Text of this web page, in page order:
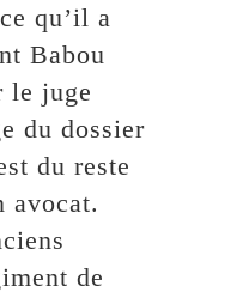
qu’il a
Babou
le juge
du dossier
du reste
avocat.
de